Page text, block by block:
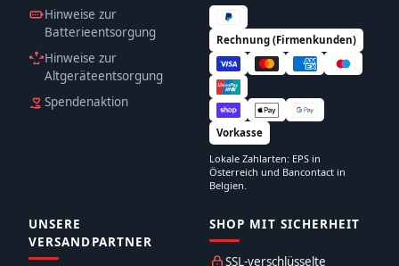
Hinweise zur
Batterieentsorgung
Hinweise zur
Altgeräteentsorgung
Spendenaktion
Rechnung (Firmenkunden)
Vorkasse
Lokale Zahlarten: EPS in
Österreich und Bancontact in
Belgien.
UNSERE
VERSANDPARTNER
SHOP MIT SICHERHEIT
SSL-verschlüsselte